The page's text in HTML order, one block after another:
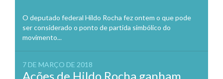
O deputado federal Hildo Rocha fez ontem o que pode
ser considerado o ponto de partida simbólico do
movimento...
7 DE MARÇO DE 2018
Ações de Hildo Rocha ganham